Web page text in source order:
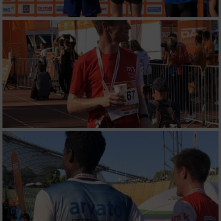
von Werbeanzeigen
Erstellung von Profilen für personalisierte
Werbung
Verwendung von Profilen zur Auswahl
personalisierter Werbung
Erstellung von Profilen zur Personalisierung
von Inhalten
Verwendung von Profilen zur Auswahl
personalisierter Inhalte
Messung der Werbeleistung
Messung der Performance von Inhalten
Analyse von Zielgruppen durch Statistiken
oder Kombinationen von Daten aus